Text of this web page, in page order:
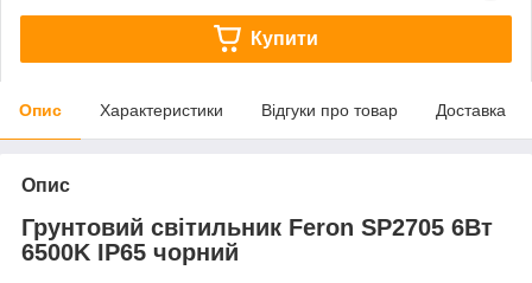
Купити
Опис Характеристики Відгуки про товар Доставка
Опис
Грунтовий світильник Feron SP2705 6Вт
6500K IP65 чорний